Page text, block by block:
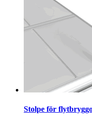
Stolpe för